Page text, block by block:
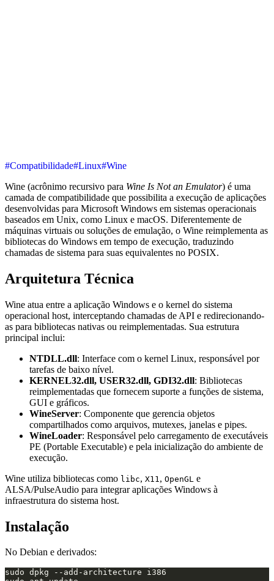
#Compatibilidade#Linux#Wine
Wine (acrônimo recursivo para Wine Is Not an Emulator) é uma
camada de compatibilidade que possibilita a execução de aplicações
desenvolvidas para Microsoft Windows em sistemas operacionais
baseados em Unix, como Linux e macOS. Diferentemente de
máquinas virtuais ou soluções de emulação, o Wine reimplementa as
bibliotecas do Windows em tempo de execução, traduzindo
chamadas de sistema para suas equivalentes no POSIX.
Arquitetura Técnica
Wine atua entre a aplicação Windows e o kernel do sistema
operacional host, interceptando chamadas de API e redirecionando-
as para bibliotecas nativas ou reimplementadas. Sua estrutura
principal inclui:
NTDLL.dll: Interface com o kernel Linux, responsável por
tarefas de baixo nível.
KERNEL32.dll, USER32.dll, GDI32.dll: Bibliotecas
reimplementadas que fornecem suporte a funções de sistema,
GUI e gráficos.
WineServer: Componente que gerencia objetos
compartilhados como arquivos, mutexes, janelas e pipes.
WineLoader: Responsável pelo carregamento de executáveis
PE (Portable Executable) e pela inicialização do ambiente de
execução.
Wine utiliza bibliotecas como libc, X11 , OpenGL e
ALSA/PulseAudio para integrar aplicações Windows à
infraestrutura do sistema host.
Instalação
No Debian e derivados: